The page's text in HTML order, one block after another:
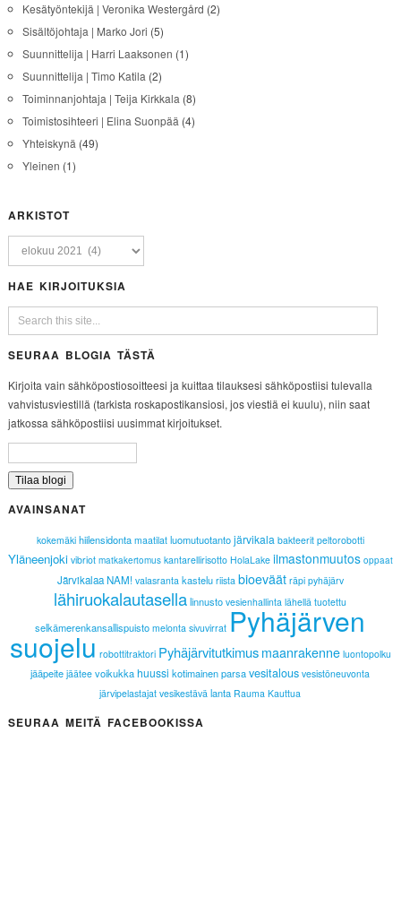
Kesätyöntekijä | Veronika Westergård (2)
Sisältöjohtaja | Marko Jori (5)
Suunnittelija | Harri Laaksonen (1)
Suunnittelija | Timo Katila (2)
Toiminnanjohtaja | Teija Kirkkala (8)
Toimistosihteeri | Elina Suonpää (4)
Yhteiskynä (49)
Yleinen (1)
ARKISTOT
HAE KIRJOITUKSIA
SEURAA BLOGIA TÄSTÄ
Kirjoita vain sähköpostiosoitteesi ja kuittaa tilauksesi sähköpostiisi tulevalla
vahvistusviestillä (tarkista roskapostikansiosi, jos viestiä ei kuulu), niin saat
jatkossa sähköpostiisi uusimmat kirjoitukset.
AVAINSANAT
kokemäki hiilensidonta maatilat luomutuotantojärvikala bakteerit peltorobotti
Yläneenjoki vibriot matkakertomus kantarellirisotto HolaLake ilmastonmuutos oppaat
Järvikalaa NAM! valasranta kastelu riista bioeväät räpi pyhäjärv
lähiruokalautasella linnusto vesienhallinta lähellä tuotettu
selkämerenkansallispuisto melonta sivuvirrat Pyhäjärven
suojelu robottitraktori Pyhäjärvitutkimus maanrakenne luontopolku
jääpeite jäätee voikukka huussi kotimainen parsa vesitalous vesistöneuvonta
järvipelastajat vesikestävä lanta Rauma Kauttua
SEURAA MEITÄ FACEBOOKISSA